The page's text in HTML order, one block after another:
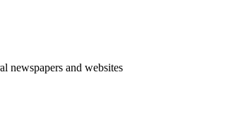
newspapers and websites